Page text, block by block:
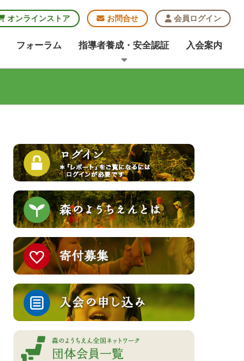
オンラインストア お問合せ 会員ログイン
フォーラム 指導者養成・安全認証 入会案内